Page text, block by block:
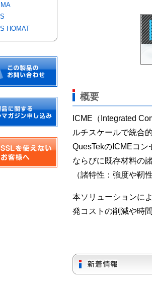
HOMAT
概要
ICME（Integrated
ルチスケールで統合
QuesTekのICMEコ
ならびに既存材料の
（諸特性：強度や靭
本ソリューションに
発コストの削減や時